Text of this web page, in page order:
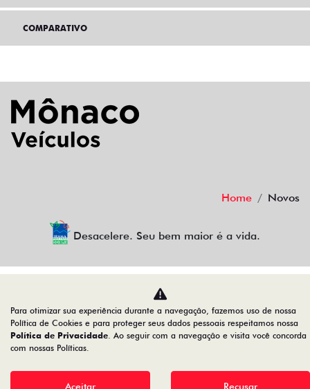
COMPARATIVO
Home Novos
Desacelere. Seu bem maior é a vida.
MONACO CENTRO OESTE LTDA
01.639.744/0001-13
Para otimizar sua experiência durante a navegação, fazemos uso de nossa
Política de Cookies e para proteger seus dados pessoais respeitamos nossa
Política de Privacidade. Ao seguir com a navegação e visita você concorda
com nossas Políticas.
Aceitar Recusar